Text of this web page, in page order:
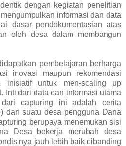
dengan kegiatan penelitian
informasi dan data
dasar pendokumentasian atas
oleh desa dalam membangun
pembelajaran berharga
inovasi maupun rekomendasi
inisiatif untuk men-scaling up
Inti dari data dan informasi utama
capturing ini adalah cerita
dari suatu desa pengguna Dana
berupaya menemukan sisi
Desa bekerja merubah desa
jauh lebih baik dibanding